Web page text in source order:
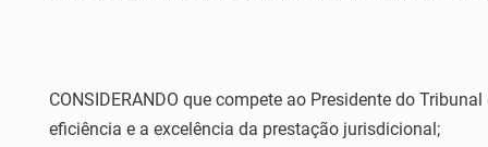
CONSIDERANDO que compete ao Presidente do
eficiência e a excelência da prestação jurisdicional;